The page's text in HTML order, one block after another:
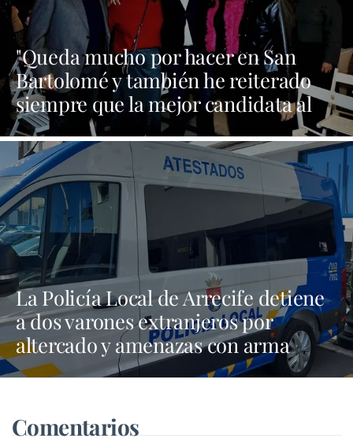
"Queda mucho por hacer en San
Bartolomé y también he reiterado
siempre que la mejor candidata al
Cabildo es María Dolores Corujo"
La Policía Local de Arrecife detiene
a dos varones extranjeros por
altercado y amenazas con arma
blanca
Comentarios